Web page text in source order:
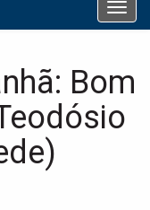
T
o
n
Bom